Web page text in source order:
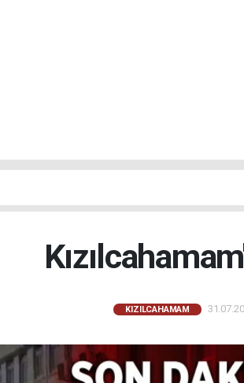
KIZILCAHAMAM